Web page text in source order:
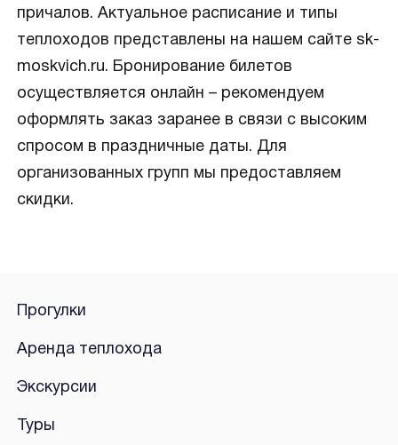
причалов. Актуальное расписание и типы
теплоходов представлены на нашем сайте sk-
moskvich.ru. Бронирование билетов
осуществляется онлайн – рекомендуем
оформлять заказ заранее в связи с высоким
спросом в праздничные даты. Для
организованных групп мы предоставляем
скидки.
Прогулки
Аренда теплохода
Экскурсии
Туры